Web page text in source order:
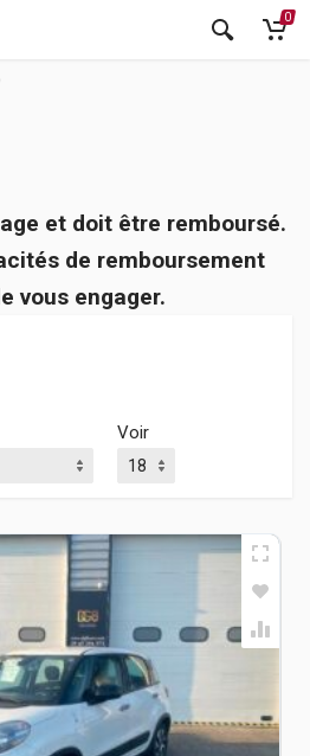
0
et doit être remboursé.
de remboursement
vous engager.
Voir